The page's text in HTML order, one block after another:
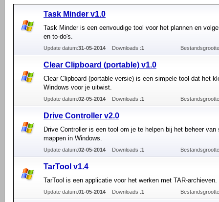
Task Minder v1.0
Task Minder is een eenvoudige tool voor het plannen en
en to-do's.
Update datum:31-05-2014 Downloads :1
Clear Clipboard (portable) v1.0
Clear Clipboard (portable versie) is een simpele tool dat het
Windows voor je uitwist.
Update datum:02-05-2014 Downloads :1
Drive Controller v2.0
Drive Controller is een tool om je te helpen bij het beheer van
mappen in Windows.
Update datum:02-05-2014 Downloads :1
TarTool v1.4
TarTool is een applicatie voor het werken met TAR-archieven.
Update datum:01-05-2014 Downloads :1